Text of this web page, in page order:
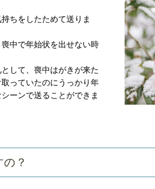
ちをしたためて送りま
中で年始状を出せない時
して、喪中はがきが来た
っていたのにうっかり年
ーンで送ることができま
？